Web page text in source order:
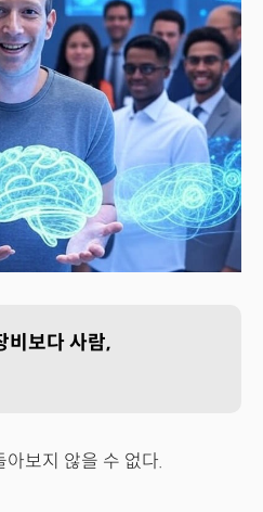
비보다 사람,
보지 않을 수 없다.